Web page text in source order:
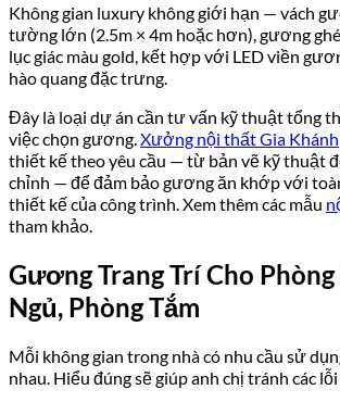
Không gian luxury không giới hạn — vách
tường lớn (2.5m × 4m hoặc hơn), gương
lục giác màu gold, kết hợp với LED viền
hào quang đặc trưng.
Đây là loại dự án cần tư vấn kỹ thuật tổng
việc chọn gương. Xưởng nội thất Gia Khánh
thiết kế theo yêu cầu — từ bản vẽ kỹ thuật
chỉnh — để đảm bảo gương ăn khớp với
thiết kế của công trình. Xem thêm các mẫu
tham khảo.
Gương Trang Trí Cho
Ngủ, Phòng Tắm
Mỗi không gian trong nhà có nhu cầu sử
nhau. Hiểu đúng sẽ giúp anh chị tránh các